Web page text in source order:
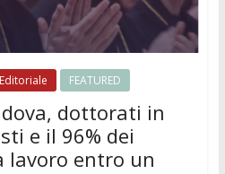
Editoriale FEATURED
dottorati in
e il 96% dei
lavoro entro un